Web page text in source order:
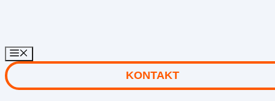
springen
KONTAKT